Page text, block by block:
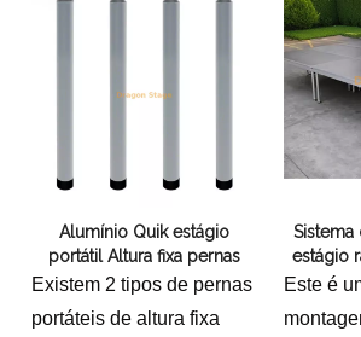
Alumínio Quik estágio
portátil Altura fixa pernas
Existem 2 tipos de pernas
portáteis de altura fixa
estágio
Este é